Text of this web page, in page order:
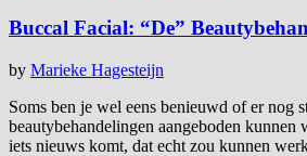
Buccal Facial: “De”
by Marieke Hagesteijn
Soms ben je wel eens benieuwd of er nog
beautybehandelingen aangeboden kunnen
iets nieuws komt, dat echt zou kunnen